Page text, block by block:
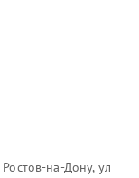
на-Дону, ул